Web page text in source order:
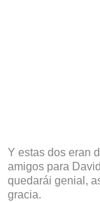
Y estas dos eran
amigos para
quedarái genial,
gracia.